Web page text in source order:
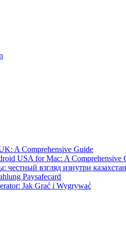
A Comprehensive Guide
USA for Mac: A Comprehensive
честный взгляд изнутри
Paysafecard
Jak Grać i Wygrywać